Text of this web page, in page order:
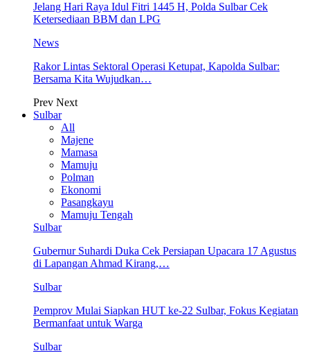
Jelang Hari Raya Idul Fitri 1445 H, Polda Sulbar Cek
Ketersediaan BBM dan LPG
News
Rakor Lintas Sektoral Operasi Ketupat, Kapolda Sulbar:
Bersama Kita Wujudkan…
Prev Next
Sulbar
All
Majene
Mamasa
Mamuju
Polman
Ekonomi
Pasangkayu
Mamuju Tengah
Sulbar
Gubernur Suhardi Duka Cek Persiapan Upacara 17 Agustus
di Lapangan Ahmad Kirang,…
Sulbar
Pemprov Mulai Siapkan HUT ke-22 Sulbar, Fokus Kegiatan
Bermanfaat untuk Warga
Sulbar